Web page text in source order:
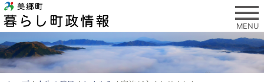
このページの本文へ
MENU